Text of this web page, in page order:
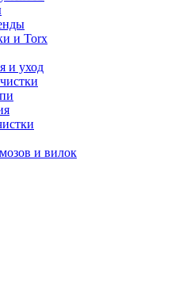
и Torx
и уход
и вилок